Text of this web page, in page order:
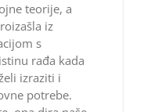
teorije, a
iz
s
rađa kada
izraziti i
potrebe.